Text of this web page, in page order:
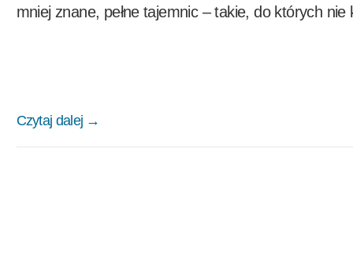
mniej znane, pełne tajemnic – takie, do których
Czytaj dalej →